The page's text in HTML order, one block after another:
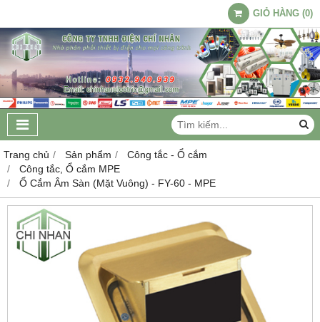
GIỎ HÀNG (0)
Trang chủ Sản phẩm
Công tắc - Ổ cắm
Công tắc, Ổ cắm MPE
Ổ Cắm Âm Sàn (Mặt Vuông) - FY-60 - MPE